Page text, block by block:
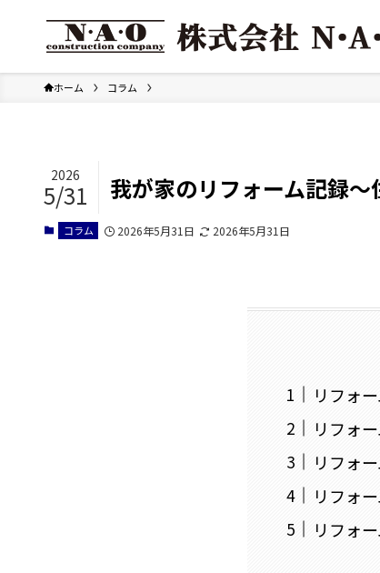
ホーム コラム
我が家のリフォーム記録～
2026
5/31
コラム 2026年5月31日 2026年5月31日
リフォ
リフォ
リフォ
リフォ
リフォ